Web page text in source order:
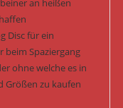
an heißen
Disc für ein
beim Spaziergang
ohne welche es in
Größen zu kaufen